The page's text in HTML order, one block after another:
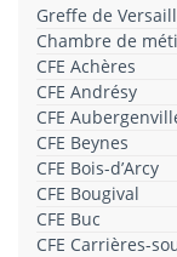
Greffe de
Chambre de
CFE Achères
CFE Andrésy
CFE
CFE Beynes
CFE Bois-d’Arcy
CFE Bougival
CFE Buc
CFE Carrières-